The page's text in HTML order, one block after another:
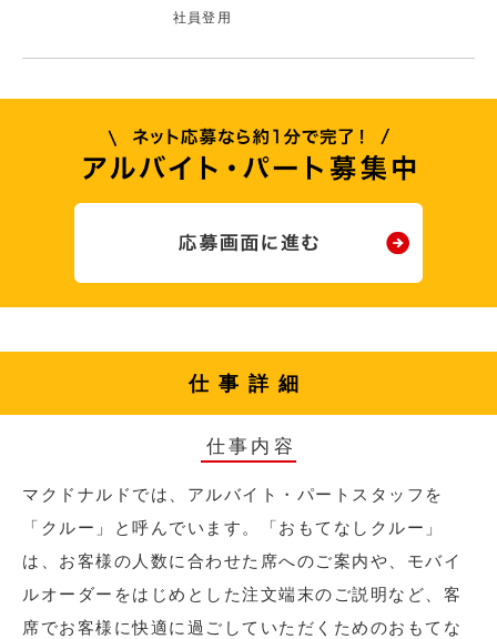
社員登用
仕事詳細
仕事内容
マクドナルドでは、アルバイト・パートスタッフを
「クルー」と呼んでいます。「おもてなしクルー」
は、お客様の人数に合わせた席へのご案内や、モバイ
ルオーダーをはじめとした注文端末のご説明など、客
席でお客様に快適に過ごしていただくためのおもてな